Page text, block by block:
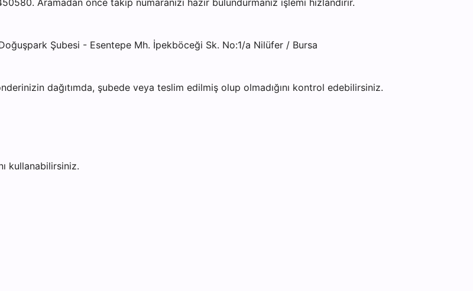
Aramadan önce takip numaranızı hazır bulundurmanız işlemi hızlandırır.
Şubesi - Esentepe Mh. İpekböceği Sk. No:1/a Nilüfer / Bursa
dağıtımda, şubede veya teslim edilmiş olup olmadığını kontrol edebilirsiniz.
kullanabilirsiniz.